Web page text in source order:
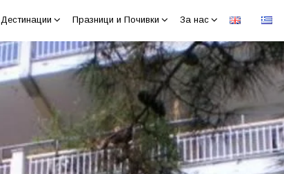
Дестинации Празници и Почивки За нас